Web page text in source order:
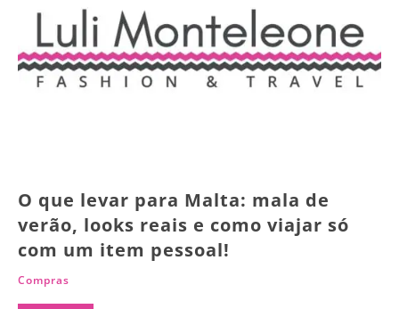
O que levar para Malta: mala de
verão, looks reais e como viajar só
com um item pessoal!
Compras